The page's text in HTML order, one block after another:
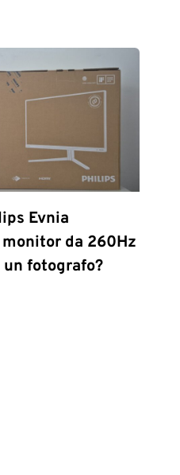
Evnia
da 260Hz
un fotografo?